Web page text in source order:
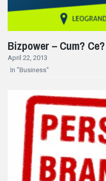
Bizpower – Cum?
April 22, 2013
In "Business"